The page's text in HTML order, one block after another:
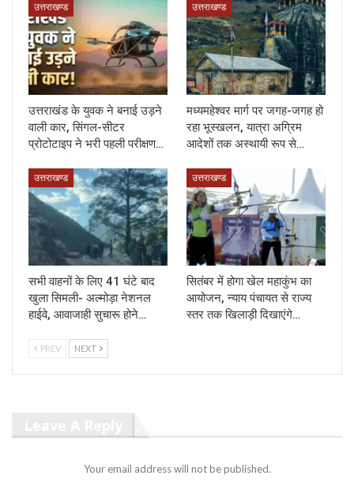
उत्तराखण्ड
उत्तराखंड के युवक ने बनाई उड़ने
वाली कार, सिंगल-सीटर
प्रोटोटाइप ने भरी पहली परीक्षण…
उत्तराखण्ड
मध्यमहेश्वर मार्ग पर जगह-जगह हो
रहा भूस्खलन, यात्रा अग्रिम
आदेशों तक अस्थायी रूप से…
उत्तराखण्ड
सभी वाहनों के लिए 41 घंटे बाद
खुला सिमली- अल्मोड़ा नेशनल
हाईवे, आवाजाही सुचारू होने…
उत्तराखण्ड
सितंबर में होगा खेल महाकुंभ का
आयोजन, न्याय पंचायत से राज्य
स्तर तक खिलाड़ी दिखाएंगे…
PREV NEXT
Your email address will not be published.